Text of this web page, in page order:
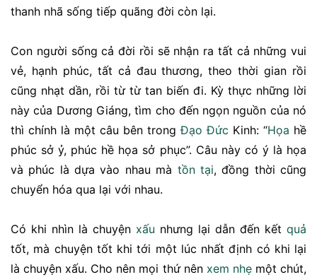
thanh nhã sống tiếp quãng đời còn lại.
Con người sống cả đời rồi sẽ nhận ra tất cả những vui
vẻ, hạnh phúc, tất cả đau thương, theo thời gian rồi
cũng nhạt dần, rồi từ từ tan biến đi. Kỳ thực những lời
này của Dương Giáng, tìm cho đến ngọn nguồn của nó
thì chính là một câu bên trongĐạo Đức Kinh: “Họa hề
phúc sở ỷ, phúc hề họa sở phục”. Câu này có ý là họa
và phúc là dựa vào nhau mà tồn tại, đồng thời cũng
chuyển hóa qua lại với nhau.
Có khi nhìn là chuyện xấu nhưng lại dẫn đến kết quả
tốt, mà chuyện tốt khi tới một lúc nhất định có khi lại
là chuyện xấu. Cho nên mọi thứ nên xem nhẹmột chút,